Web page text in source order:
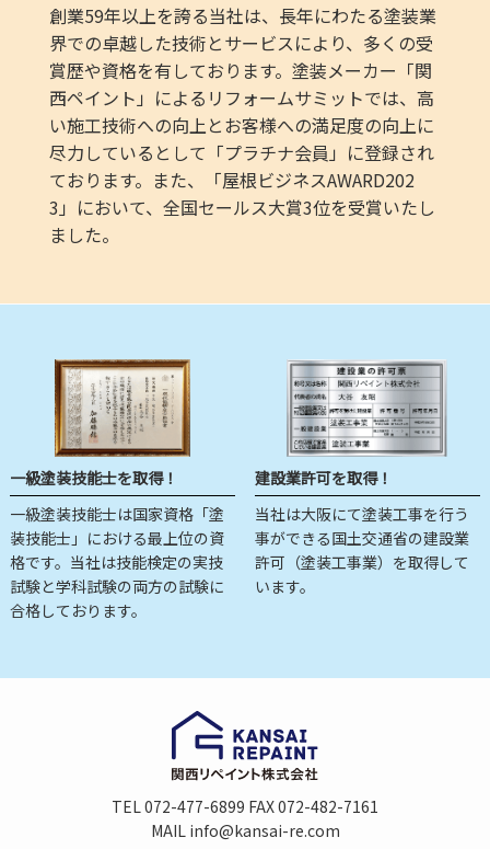
創業59年以上を誇る当社は、長年にわたる塗装業
界での卓越した技術とサービスにより、多くの受
賞歴や資格を有しております。塗装メーカー「関
西ペイント」によるリフォームサミットでは、高
い施工技術への向上とお客様への満足度の向上に
尽力しているとして「プラチナ会員」に登録され
ております。また、「屋根ビジネスAWARD202
3」において、全国セールス大賞3位を受賞いたし
ました。
一級塗装技能士を取得！
一級塗装技能士は国家資格「塗
装技能士」における最上位の資
格です。当社は技能検定の実技
試験と学科試験の両方の試験に
合格しております。
建設業許可を取得！
当社は大阪にて塗装工事を行う
事ができる国土交通省の建設業
許可（塗装工事業）を取得して
います。
TEL 072-477-6899 FAX 072-482-7161
MAIL info@kansai-re.com